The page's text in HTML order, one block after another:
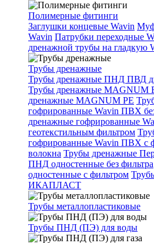
Полимерные фитинги
Заглушки концевые Wavin
Wavin Патрубки переходные
дренажной трубы на гладкую
Трубы дренажные
Трубы дренажные ПНД ПВД
Трубы дренажные MAGNUM
дренажные MAGNUM PE
гофрированные Wavin ПВХ
дренажные гофрированные
геотекстильным фильтром
гофрированные Wavin ПВХ с
волокна Трубы дренажные
ПНД одностенные без фильтра
одностенные с фильтром
ИКАПЛАСТ
Трубы металлопластиковые
Трубы ПНД (ПЭ) для воды